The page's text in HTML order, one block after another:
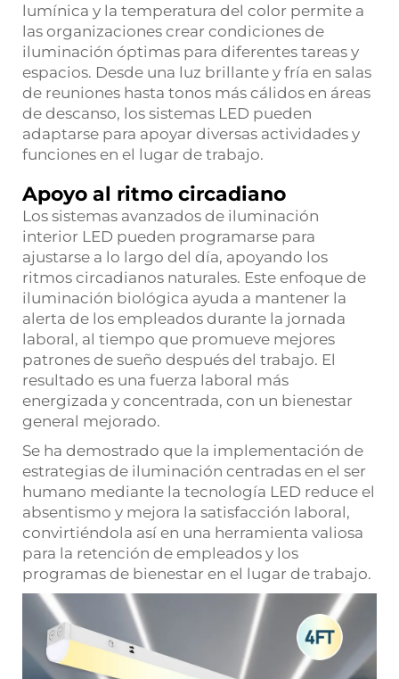
lumínica y la temperatura del color permite a
las organizaciones crear condiciones de
iluminación óptimas para diferentes tareas y
espacios. Desde una luz brillante y fría en salas
de reuniones hasta tonos más cálidos en áreas
de descanso, los sistemas LED pueden
adaptarse para apoyar diversas actividades y
funciones en el lugar de trabajo.
Apoyo al ritmo circadiano
Los sistemas avanzados de iluminación
interior LED pueden programarse para
ajustarse a lo largo del día, apoyando los
ritmos circadianos naturales. Este enfoque de
iluminación biológica ayuda a mantener la
alerta de los empleados durante la jornada
laboral, al tiempo que promueve mejores
patrones de sueño después del trabajo. El
resultado es una fuerza laboral más
energizada y concentrada, con un bienestar
general mejorado.
Se ha demostrado que la implementación de
estrategias de iluminación centradas en el ser
humano mediante la tecnología LED reduce el
absentismo y mejora la satisfacción laboral,
convirtiéndola así en una herramienta valiosa
para la retención de empleados y los
programas de bienestar en el lugar de trabajo.